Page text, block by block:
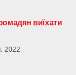
виїхати
2022